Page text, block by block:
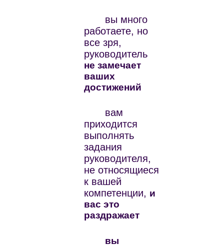
вы много
работаете, но
все зря,
руководитель
не замечает
ваших
достижений
вам
приходится
выполнять
задания
руководителя,
не относящиеся
к вашей
компетенции, и
вас это
раздражает
вы